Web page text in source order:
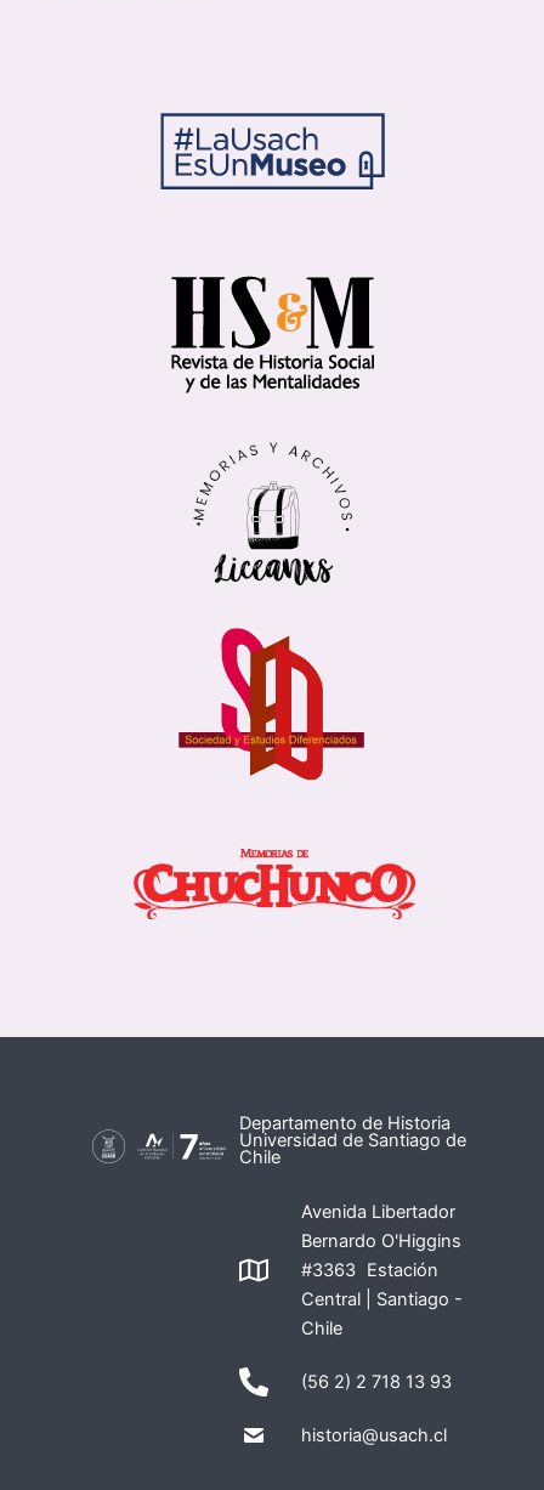
Departamento de Historia
Universidad de Santiago de
Chile
Avenida Libertador
Bernardo O'Higgins
#3363 Estación
Central | Santiago -
Chile
(56 2) 2 718 13 93
historia@usach.cl